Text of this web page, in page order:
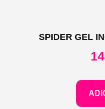
SPIDER GEL